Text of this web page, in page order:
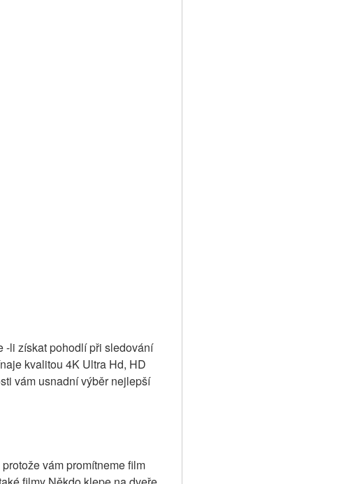
-li získat pohodlí při sledování
kvalitou 4K Ultra Hd, HD
vám usnadní výběr nejlepší
vám promítneme film